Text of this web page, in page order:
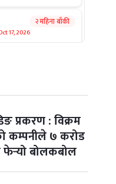
17, 2026
२ महिना बाँकी
20, 2026
21, 2026
२ महिना बाँकी
प्रकरण : विक्रम
कम्पनीले ७ करोड
फेर्‍यो बोलकबोल